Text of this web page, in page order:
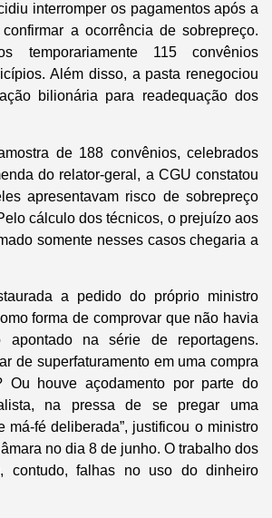
interromper os pagamentos após a
a ocorrência de sobrepreço.
temporariamente 115 convênios
Além disso, a pasta renegociou
bilionária para readequação dos
de 188 convênios, celebrados
do relator-geral, a CGU constatou
apresentavam risco de sobrepreço
cálculo dos técnicos, o prejuízo aos
somente nesses casos chegaria a
a pedido do próprio ministro
forma de comprovar que não havia
apontado na série de reportagens.
de superfaturamento em uma compra
Ou houve açodamento por parte do
na pressa de se pregar uma
má-fé deliberada”, justificou o ministro
no dia 8 de junho. O trabalho dos
contudo, falhas no uso do dinheiro